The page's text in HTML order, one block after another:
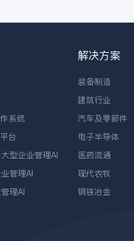
系统
台
型企业管理AI
管理AI
理AI
解决方案
装备制造
建筑行业
汽车及零部件
电子半导体
医药流通
现代农牧
钢铁冶金